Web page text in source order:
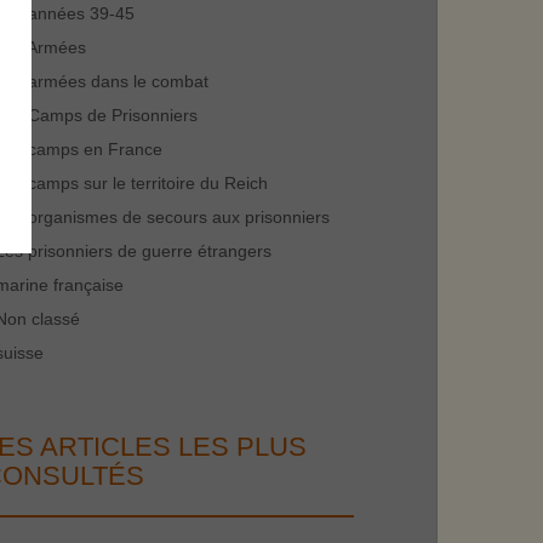
années 39-45
Armées
armées dans le combat
Camps de Prisonniers
camps en France
camps sur le territoire du Reich
organismes de secours aux prisonniers
prisonniers de guerre étrangers
française
classé
ARTICLES LES PLUS